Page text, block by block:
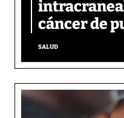
cáncer de
SALUD